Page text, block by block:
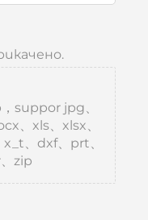
suppor jpg、
、xls、xlsx、
、dxf、prt、
zip